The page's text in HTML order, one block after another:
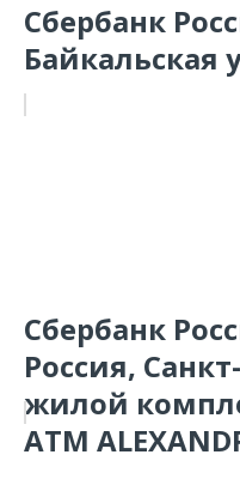
Сбербанк
Байкальская
Сбербанк
Россия,
жилой
ATM